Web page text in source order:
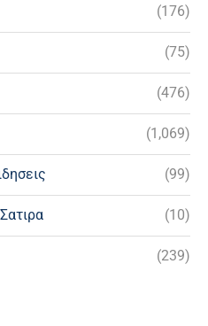
(176)
(75)
(476)
(1,069)
(99)
(10)
(239)